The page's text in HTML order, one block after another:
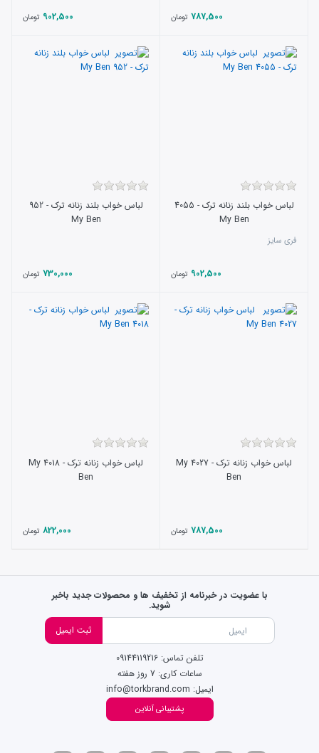
787,500 تومان 902,500 تومان
لباس خواب بلند زنانه ترک - 4055
My Ben
فری سایز
902,500 تومان
لباس خواب بلند زنانه ترک - 952
My Ben
730,000 تومان
لباس خواب زنانه ترک - 4027 My
Ben
787,500 تومان
لباس خواب زنانه ترک - 4018 My
Ben
822,000 تومان
با عضویت در خبرنامه از تخفیف ها و محصولات جدید باخبر
شوید.
ثبت ایمیل
پشتیبانی آنلاین
تلفن تماس: 09144119216
ساعات کاری: 7 روز هفته
ایمیل: info@torkbrand.com